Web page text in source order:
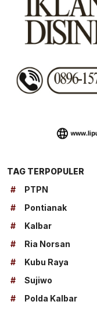
TAG TERPOPULER
#
PTPN
#
Pontianak
#
Kalbar
#
Ria Norsan
#
Kubu Raya
#
Sujiwo
#
Polda Kalbar